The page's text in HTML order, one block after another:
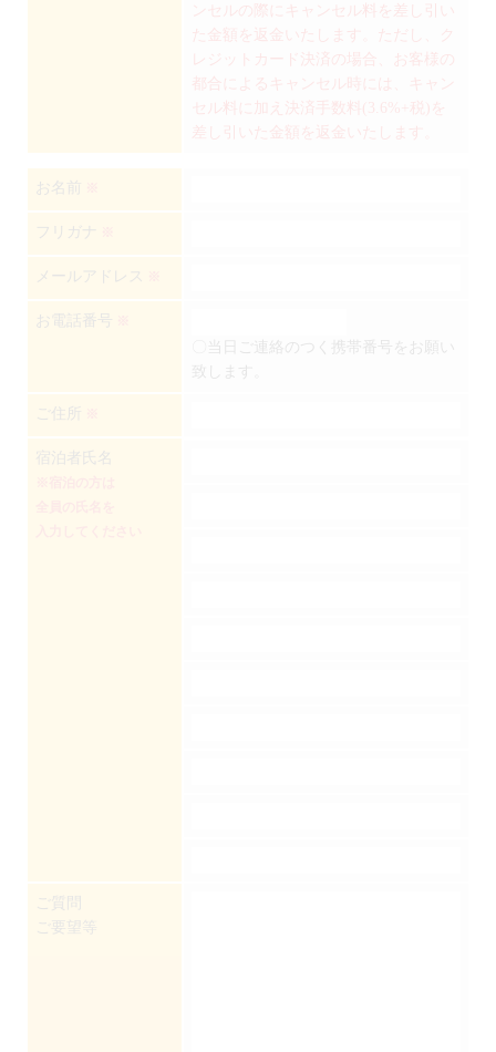
ンセルの際にキャンセル料を差し引い
た金額を返金いたします。ただし、ク
レジットカード決済の場合、お客様の
都合によるキャンセル時には、キャン
セル料に加え決済手数料(3.6%+税)を
差し引いた金額を返金いたします。
お名前
フリガナ
メールアドレス
お電話番号
〇当日ご連絡のつく携帯番号をお願い
致します。
ご住所
宿泊者氏名
ご要望等